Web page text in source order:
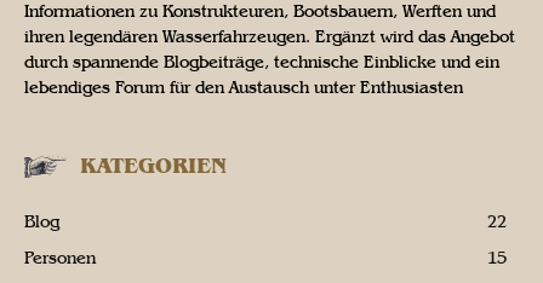
Informationen zu Konstrukteuren, Bootsbauern, Werften und
ihren legendären Wasserfahrzeugen. Ergänzt wird das Angebot
durch spannende Blogbeiträge, technische Einblicke und ein
lebendiges Forum für den Austausch unter Enthusiasten
KATEGORIEN
Blog
22
Personen
15